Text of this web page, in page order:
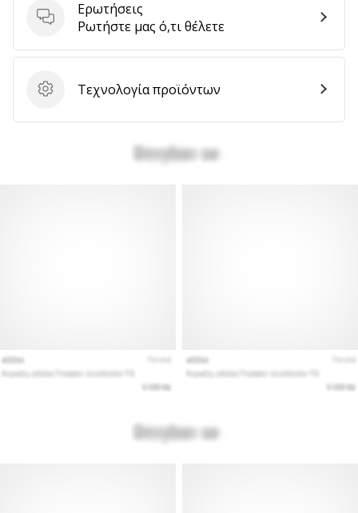
Ερωτήσεις
Ερωτήσεις
Ρωτήστε μας ό,τι θέλετε
Τεχνολογία προϊόντων
Τεχνολογία προϊόντων